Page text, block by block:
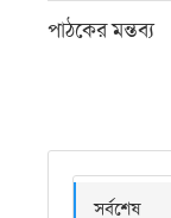
পাঠকের মন্তব্য
সর্বশেষ